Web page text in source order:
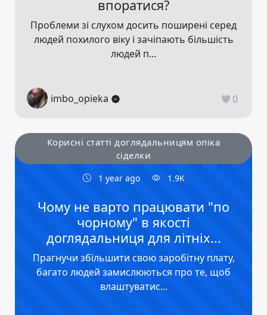
впоратися?
Проблеми зі слухом досить поширені серед
людей похилого віку і зачіпають більшість
людей п...
imbo_opieka 0
1 year ago 1.9K
Корисні статті доглядальницям опіка
сіделки
Чому не варто працювати "по
чорному" в якості
доглядальниця для літніх...
Прагнучи збільшити свою заробітну плату,
багато людей замислюються про те, щоб
влаштуватис...